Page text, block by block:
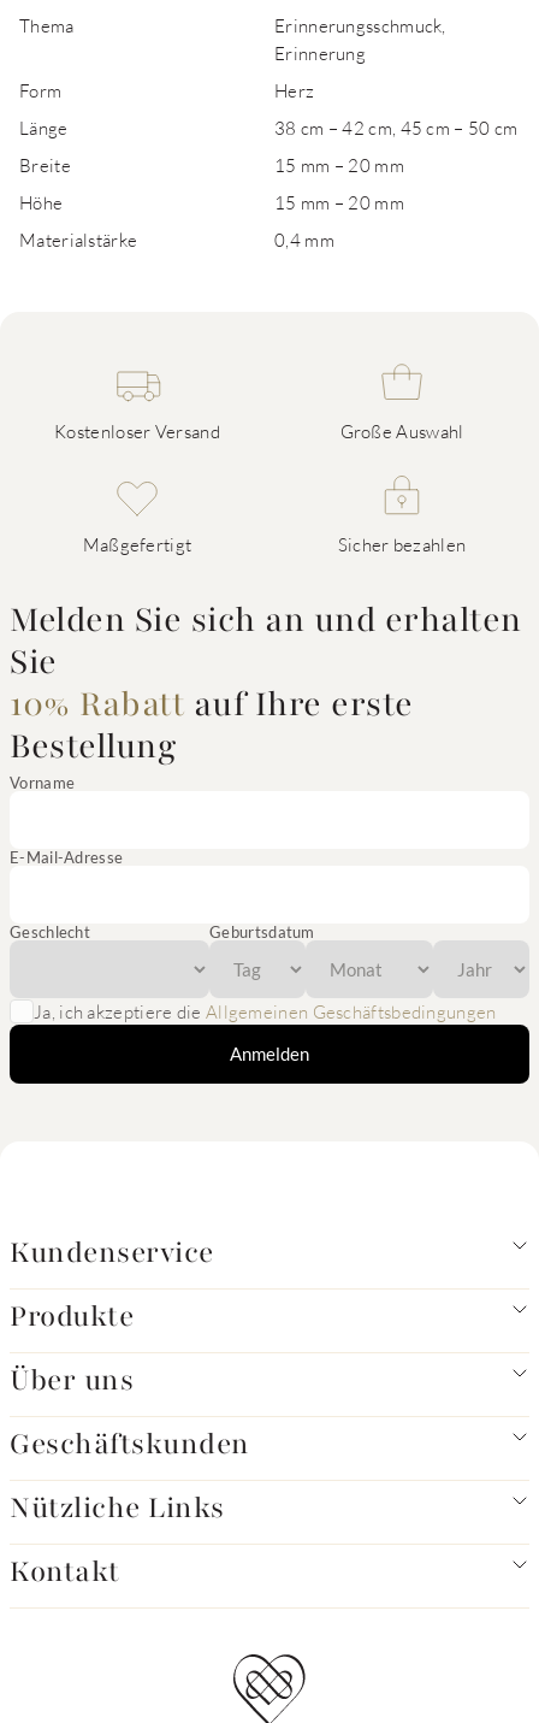
Thema
Erinnerungsschmuck,
Erinnerung
Form
Herz
Länge
38 cm – 42 cm, 45 cm – 50 cm
Breite
15 mm – 20 mm
Höhe
15 mm – 20 mm
Materialstärke
0,4 mm
Kostenloser Versand Große Auswahl
Maßgefertigt Sicher bezahlen
Melden Sie sich an und erhalten
Sie
10% Rabatt auf Ihre erste
Bestellung
Vorname
E-Mail-Adresse
Geschlecht Geburtsdatum
Ja, ich akzeptiere die Allgemeinen Geschäftsbedingungen
Anmelden
Kundenservice
Produkte
Über uns
Geschäftskunden
Nützliche Links
Kontakt